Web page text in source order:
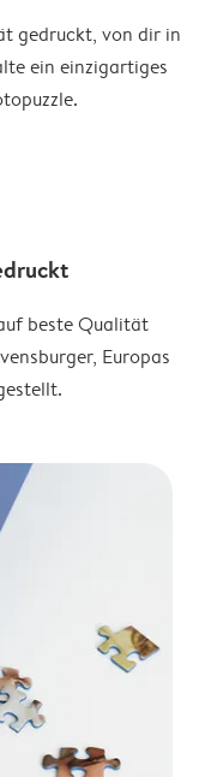
gedruckt, von dir in
ein einzigartiges
beste Qualität
Europas